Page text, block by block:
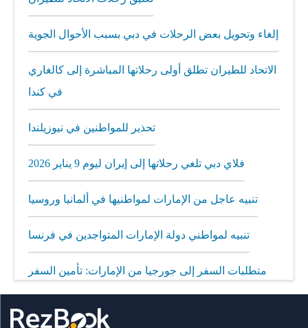
إلغاء وتحويل بعض الرحلات في دبي بسبب الأحوال الجوية
الاتحاد للطيران تطلق أولى رحلاتها المباشرة إلى كالغاري
في كندا
تحذير للمواطنين في نيوزيلندا
فلاي دبي تلغي رحلاتها إلى إيران ليوم 9 يناير 2026
تنبيه عاجل من الإمارات لمواطنيها في ألمانيا وروسيا
تنبيه لمواطني دولة الإمارات المتواجدين في فرنسا
متطلبات السفر إلى جورجيا من الإمارات: تأمين السفر
إلزامي